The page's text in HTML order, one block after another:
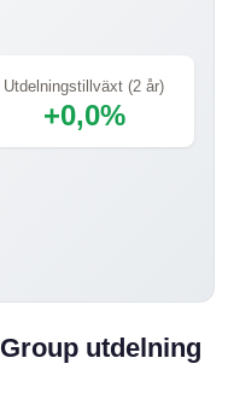
Utdelningstillväxt (2 år)
+0,0%
utdelning